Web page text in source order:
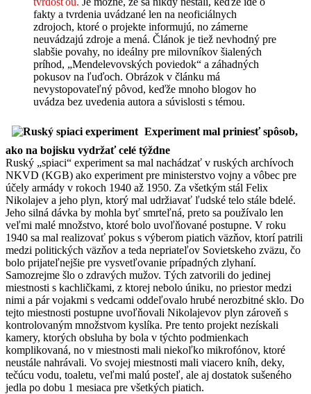
fakty a tvrdenia uvádzané len na neoficiálnych
zdrojoch, ktoré o projekte informujú, no zámerne
neuvádzajú zdroje a mená. Článok je tiež nevhodný pre
slabšie povahy, no ideálny pre milovníkov šialených
príhod, „Mendelevovských poviedok“ a záhadných
pokusov na ľuďoch. Obrázok v článku má
nevystopovateľný pôvod, keďže mnoho blogov ho
uvádza bez uvedenia autora a súvislosti s témou.
Experiment mal priniesť spôsob,
ako na bojisku vydržať celé týždne
Ruský „spiaci“ experiment sa mal nachádzať v ruských archívoch
NKVD (KGB) ako experiment pre ministerstvo vojny a vôbec pre
účely armády v rokoch 1940 až 1950. Za všetkým stál Felix
Nikolajev a jeho plyn, ktorý mal udržiavať ľudské telo stále bdelé.
Jeho silná dávka by mohla byť smrteľná, preto sa používalo len
veľmi malé množstvo, ktoré bolo uvoľňované postupne. V roku
1940 sa mal realizovať pokus s výberom piatich väzňov, ktorí patrili
medzi politických väzňov a teda nepriateľov Sovietskeho zväzu, čo
bolo prijateľnejšie pre vysvetľovanie prípadných zlyhaní.
Samozrejme šlo o zdravých mužov. Tých zatvorili do jedinej
miestnosti s kachličkami, z ktorej nebolo úniku, no priestor medzi
nimi a pár vojakmi s vedcami oddeľovalo hrubé nerozbitné sklo. Do
tejto miestnosti postupne uvoľňovali Nikolajevov plyn zároveň s
kontrolovaným množstvom kyslíka. Pre tento projekt nezískali
kamery, ktorých obsluha by bola v týchto podmienkach
komplikovaná, no v miestnosti mali niekoľko mikrofónov, ktoré
neustále nahrávali. Vo svojej miestnosti mali viacero kníh, deky,
tečúcu vodu, toaletu, veľmi malú posteľ, ale aj dostatok sušeného
jedla po dobu 1 mesiaca pre všetkých piatich.